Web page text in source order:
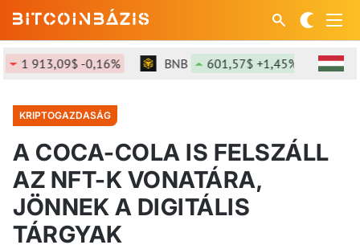
1 913,09$ -0,16% BNB 601,57$ +1,45% SOL
KRIPTOGAZDASÁG
A COCA-COLA IS FELSZÁLL
AZ NFT-K VONATÁRA,
JÖNNEK A DIGITÁLIS
TÁRGYAK